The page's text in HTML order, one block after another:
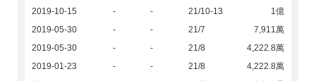
2019-10-15
- - 21/10-13
1億
2019-05-30
- - 21/7
7,911萬
2019-05-30
- - 21/8
4,222.8萬
2019-01-23
- - 21/8
4,222.8萬